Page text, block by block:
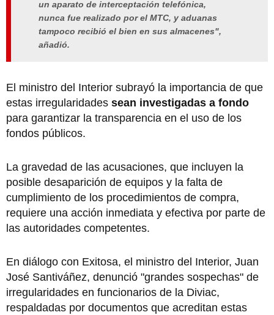
un aparato de interceptación telefónica,
nunca fue realizado por el MTC, y aduanas
tampoco recibió el bien en sus almacenes",
añadió.
El ministro del Interior subrayó la importancia de que
estas irregularidades sean investigadas a fondo
para garantizar la transparencia en el uso de los
fondos públicos.
La gravedad de las acusaciones, que incluyen la
posible desaparición de equipos y la falta de
cumplimiento de los procedimientos de compra,
requiere una acción inmediata y efectiva por parte de
las autoridades competentes.
En diálogo con Exitosa, el ministro del Interior, Juan
José Santiváñez, denunció "grandes sospechas" de
irregularidades en funcionarios de la Diviac,
respaldadas por documentos que acreditan estas